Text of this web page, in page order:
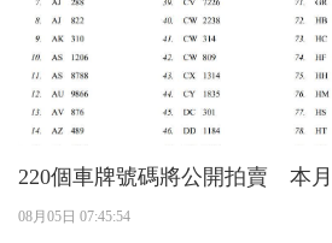
220個車牌號碼將公開拍賣 本
08月05日 07:45:54